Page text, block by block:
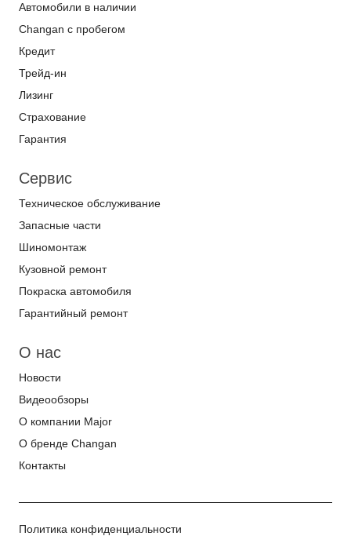
Автомобили в наличии
Changan с пробегом
Кредит
Трейд-ин
Лизинг
Страхование
Гарантия
Сервис
Техническое обслуживание
Запасные части
Шиномонтаж
Кузовной ремонт
Покраска автомобиля
Гарантийный ремонт
О нас
Новости
Видеообзоры
О компании Major
О бренде Changan
Контакты
Политика конфиденциальности